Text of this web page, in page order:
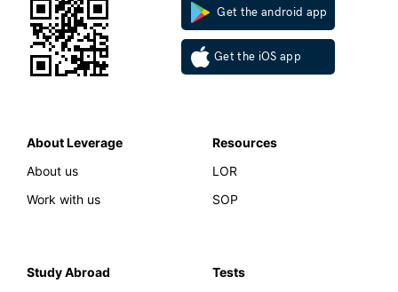
Get the android app
Get the iOS app
About Leverage
About us
Work with us
Resources
LOR
SOP
Study Abroad
Tests